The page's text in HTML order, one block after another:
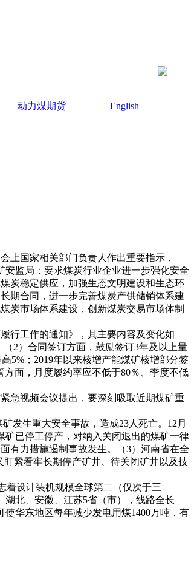
动力煤期货
English
上国家相关部门负责人作出重要指示，
安监局：要求煤炭行业企业进一步强化安全
炭稳定供应，加强生态文明建设和生态环
期合同，进一步完善煤炭产供储销体系建
炭市场体系建设，创新煤炭交易市场体制
行工作的通知》，其主要内容及变化如
2）合同签订方面，鼓励签订3年及以上量
5%；2019年以来核增产能煤矿核增部分签
面，月度履约率应不低于80％、季度不低
急视频会议提出，要深刻吸取近期煤矿重
发生重大安全事故，造成23人死亡。12月
已停工停产，对纳入关闭退出的煤矿一律
有力措施遏制事故发生。（3）河南省在全
紧看牢长期停产矿井、待关闭矿井以及技
着设计装机规模全球第二（仅次于三
北、安徽、江苏5省（市），线路全长
使华东地区每年减少发电用煤1400万吨，有